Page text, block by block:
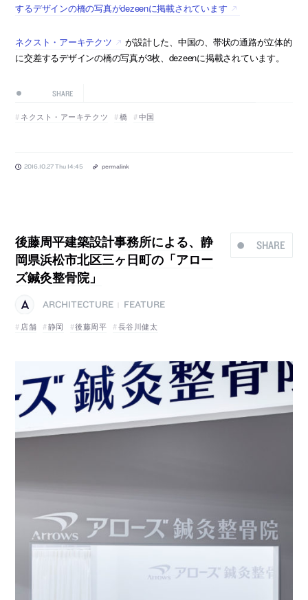
するデザインの橋の写真がdezeenに掲載されています
ネクスト・アーキテクツ
が設計した、中国の、帯状の通路が立体的
に交差するデザインの橋の写真が3枚、dezeenに掲載されています。
SHARE
ネクスト・アーキテクツ 橋 中国
2016.10.27 Thu 14:45 permalink
SHARE
後藤周平建築設計事務所による、静
岡県浜松市北区三ヶ日町の「アロー
ズ鍼灸整骨院」
ARCHITECTURE
FEATURE
店舗
静岡 後藤周平 長谷川健太